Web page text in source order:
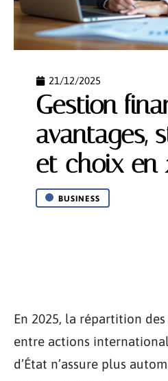
21/12/2025
Gestion
avantages,
et choix en
BUSINESS
En 2025, la répartition
entre actions
d’État n’assure plus